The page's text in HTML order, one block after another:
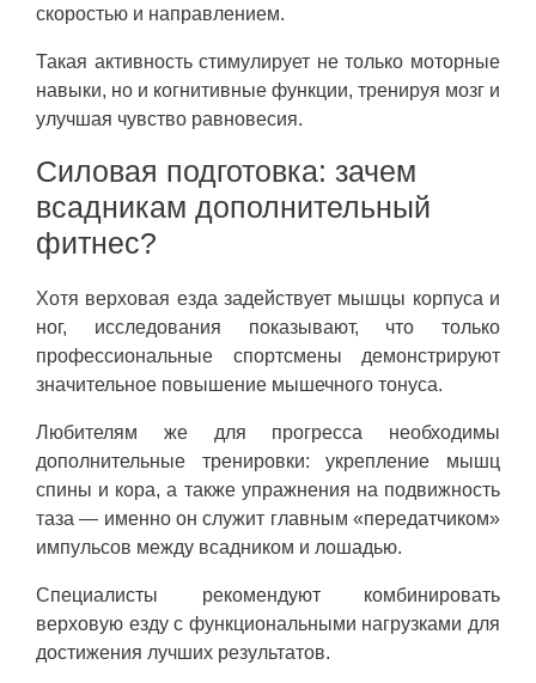
скоростью и направлением.
Такая активность стимулирует не только моторные
навыки, но и когнитивные функции, тренируя мозг и
улучшая чувство равновесия.
Силовая подготовка: зачем
всадникам дополнительный
фитнес?
Хотя верховая езда задействует мышцы корпуса и
ног, исследования показывают, что только
профессиональные спортсмены демонстрируют
значительное повышение мышечного тонуса.
Любителям же для прогресса необходимы
дополнительные тренировки: укрепление мышц
спины и кора, а также упражнения на подвижность
таза — именно он служит главным «передатчиком»
импульсов между всадником и лошадью.
Специалисты рекомендуют комбинировать
верховую езду с функциональными нагрузками для
достижения лучших результатов.